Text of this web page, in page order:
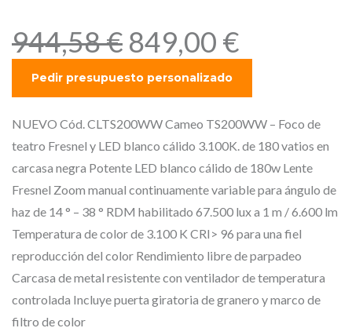
944,58€ E
l
p
r
e
c
i
o
o
r
i
g
i
849,00 €E
l
r
e
c
i
o
a
c
t
u
a
NUEVO Cód. CLTS200WW Cameo TS200WW – Foco de
teatro Fresnel y LED blanco cálido 3.100K. de 180 vatios en
carcasa negra Potente LED blanco cálido de 180w Lente
Fresnel Zoom manual continuamente variable para ángulo de
haz de 14 ° – 38 ° RDM habilitado 67.500 lux a 1 m / 6.600 lm
Temperatura de color de 3.100 K CRI> 96 para una fiel
reproducción del color Rendimiento libre de parpadeo
Carcasa de metal resistente con ventilador de temperatura
controlada Incluye puerta giratoria de granero y marco de
filtro de color